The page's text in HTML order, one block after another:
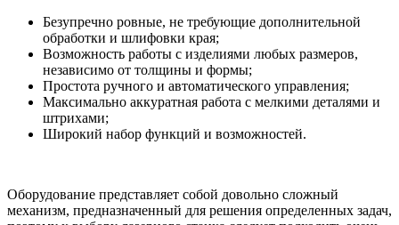
Безупречно ровные, не требующие дополнительной
обработки и шлифовки края;
Возможность работы с изделиями любых размеров,
независимо от толщины и формы;
Простота ручного и автоматического управления;
Максимально аккуратная работа с мелкими деталями и
штрихами;
Широкий набор функций и возможностей.
Оборудование представляет собой довольно сложный
механизм, предназначенный для решения определенных задач,